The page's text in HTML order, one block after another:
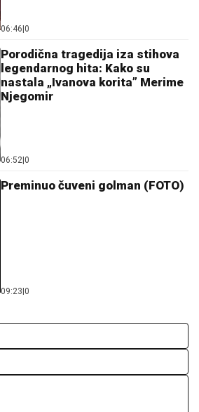
06:46 0
Porodična tragedija iza stihova
legendarnog hita: Kako su
nastala „Ivanova korita” Merime
Njegomir
06:52 0
Preminuo čuveni golman (FOTO)
09:23 0